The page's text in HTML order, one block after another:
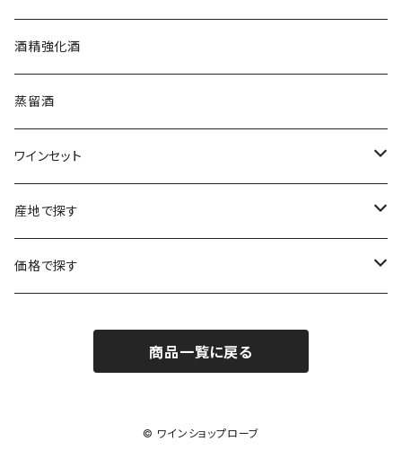
クロード・カザル
ジェローム・ルフェーヴル
シャルトーニュ・タイエ
シャルル・エドシック
ジャン・ラルマン
ロワール
コトーシャンプノワ
ニュージーランド
南アフリカ
チリ
スロヴァキア
オーストリア
シュッド・ウエスト
ロワール
オーストラリア
ニュージーランド
南アフリカ
チリ
アメリカ
フランス
ソーテルヌ
酒精強化酒
蒸留酒
ワインセット
福袋
シャンパーニュセット
産地で探す
アメリカ
価格で探す
3,000円～4,999円
商品一覧に戻る
© ワインショップローブ